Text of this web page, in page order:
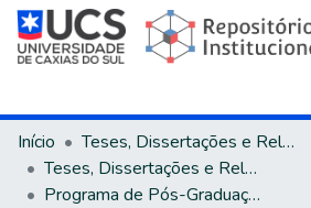
Início
Teses, Dissertações e Relatórios
Teses, Dissertações e Relatórios defendidos na UCS
Programa de Pós-Graduação em Administração